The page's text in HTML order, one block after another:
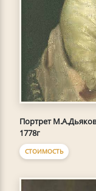
Портрет
1778г
СТОИМОСТЬ